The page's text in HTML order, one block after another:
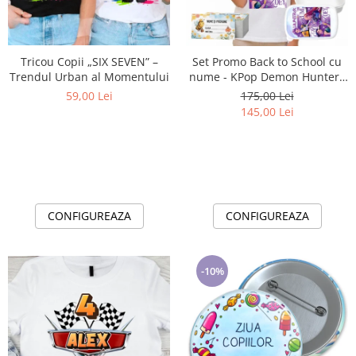
Lenjerii de pat pentru copii
Cadouri Cuplu
Fashion
Pijamale de CRACIUN
Pijamale de dama
Incaltaminte
Umbrele
Pijamale de copii
Pijamale BIG SIZE femei
Cadouri ocazii speciale
Tricouri de craciun
Tricou Copii „SIX SEVEN” –
Trendul Urban al Momentului
59,00 Lei
CONFIGUREAZA
Set Promo Back to School cu
nume - KPop Demon Hunters
- Purple Tricou + Cutie +
Bidon Personalizat pentru
copilul tău
175,00 Lei
145,00 Lei
CONFIGUREAZA
-10%